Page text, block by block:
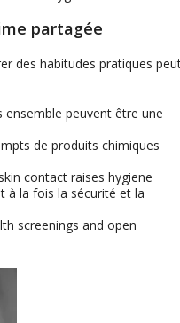
partagée
des habitudes pratiques
peuvent être une
de produits chimiques
contact raises hygiene
à la fois la sécurité et la
screenings and open